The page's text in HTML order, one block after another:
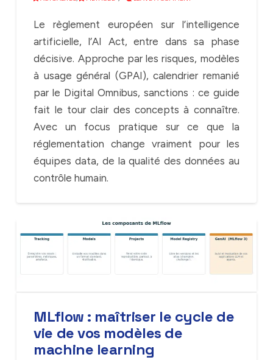
Le règlement européen sur l’intelligence
artificielle, l’AI Act, entre dans sa phase
décisive. Approche par les risques, modèles
à usage général (GPAI), calendrier remanié
par le Digital Omnibus, sanctions : ce guide
fait le tour clair des concepts à connaître.
Avec un focus pratique sur ce que la
réglementation change vraiment pour les
équipes data, de la qualité des données au
contrôle humain.
MLflow : maîtriser le cycle de
vie de vos modèles de
machine learning